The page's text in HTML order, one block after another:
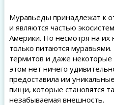
Муравьеды принадлежат к
и являются частью
Америки. Но несмотря на их
только питаются
термитов и даже некоторые
этом нет ничего
предоставила им
пищи, которые становятся
незабываемая внешность.